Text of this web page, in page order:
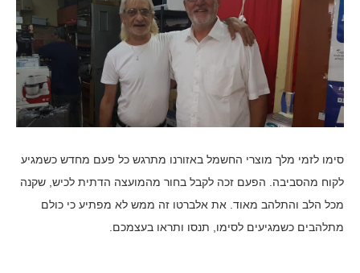
סימו לזמי מלך מוצרי החשמל באזורנו מתרגש כל פעם מחדש כשמגיע
לקוח מהסביבה. הפעם זכה לקבל בחור מהמועצה הדתית לכיש, שקנה
מכל הלב והתלהב מאוד. את אלברטו זה ממש לא מפתיע כי כולם
מתלהבים כשמגיעים לסימו, תנסו ותראו בעצמכם.